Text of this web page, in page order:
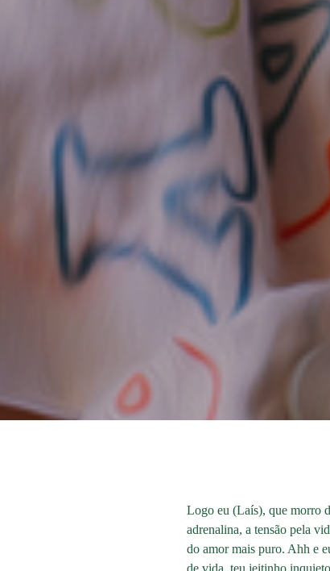
Logo eu (Laís), que morro
adrenalina, a tensão pela
do amor mais puro. Ahh e
de vida, teu jeitinho